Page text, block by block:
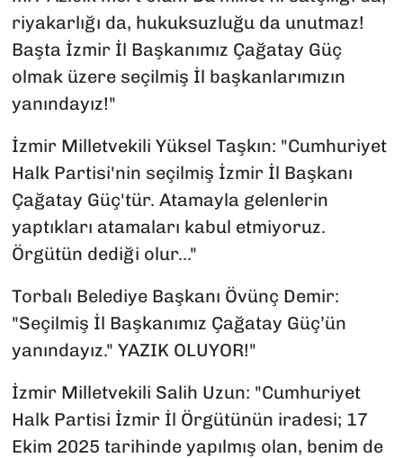
riyakarlığı da, hukuksuzluğu da unutmaz!
Başta İzmir İl Başkanımız Çağatay Güç
olmak üzere seçilmiş İl başkanlarımızın
yanındayız!"
İzmir Milletvekili Yüksel Taşkın: "Cumhuriyet
Halk Partisi'nin seçilmiş İzmir İl Başkanı
Çağatay Güç'tür. Atamayla gelenlerin
yaptıkları atamaları kabul etmiyoruz.
Örgütün dediği olur..."
Torbalı Belediye Başkanı Övünç Demir:
"Seçilmiş İl Başkanımız Çağatay Güç’ün
yanındayız." YAZIK OLUYOR!"
İzmir Milletvekili Salih Uzun: "Cumhuriyet
Halk Partisi İzmir İl Örgütünün iradesi; 17
Ekim 2025 tarihinde yapılmış olan, benim de